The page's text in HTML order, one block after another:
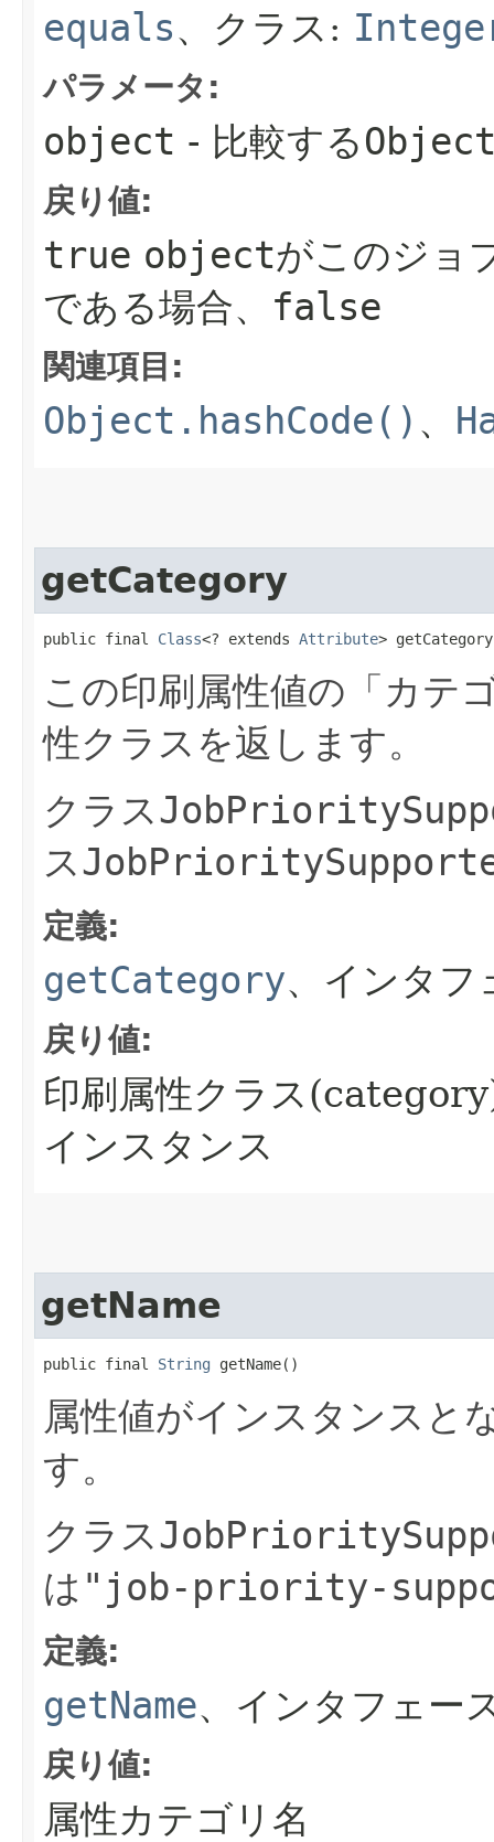
equals、クラス:
パラメータ:
object - 比較する
戻り値:
true objectがこのジョ
である場合、 false
関連項目:
Object.hashCode() 、
getCategory
public final Class<? extends Attribute>
この印刷属性値の「カテ
性クラスを返します。
クラス
ス
定義:
getCategory、インタ
戻り値:
印刷属性クラス
インスタンス
getName
public final String getName()
属性値がインスタンスと
す。
クラス
は "job-priority-
定義:
getName、インタフェー
戻り値:
属性カテゴリ名